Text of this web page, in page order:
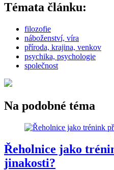
Témata článku:
filozofie
náboženství, víra
příroda, krajina, venkov
psychika, psychologie
společnost
Na podobné téma
Řeholnice jako
jinakosti?